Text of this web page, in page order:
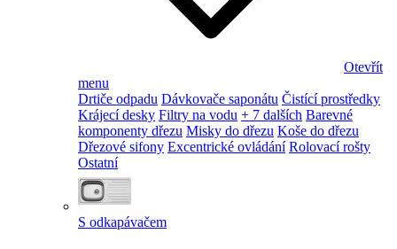
Otevřít
menu
Drtiče odpadu Dávkovače saponátu Čistící prostředky
Krájecí desky Filtry na vodu + 7 dalších Barevné
komponenty dřezu Misky do dřezu Koše do dřezu
Dřezové sifony Excentrické ovládání Rolovací rošty
Ostatní
S odkapávačem